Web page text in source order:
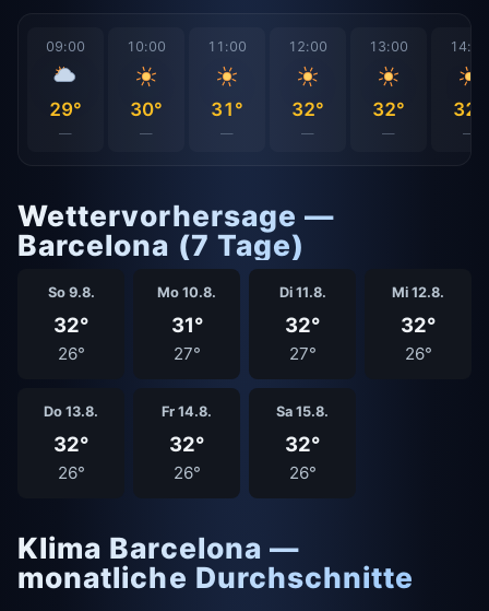
09:00
29°
—
10:00
30°
—
11:00
31°
—
12:00
32°
—
13:00
32°
—
14:00
32°
—
Wettervorhersage —
Barcelona (7 Tage)
So 9.8.
32°
26°
Mo 10.8.
31°
27°
Di 11.8.
32°
27°
Mi 12.8.
32°
26°
Do 13.8.
32°
26°
Fr 14.8.
32°
26°
Sa 15.8.
32°
26°
Klima Barcelona —
monatliche Durchschnitte